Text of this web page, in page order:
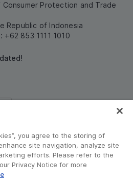
Protection and Trade
Republic of Indonesia
+62 853 1111 1010
you agree to the storing of
site navigation, analyze site
efforts. Please refer to the
Privacy Notice for more